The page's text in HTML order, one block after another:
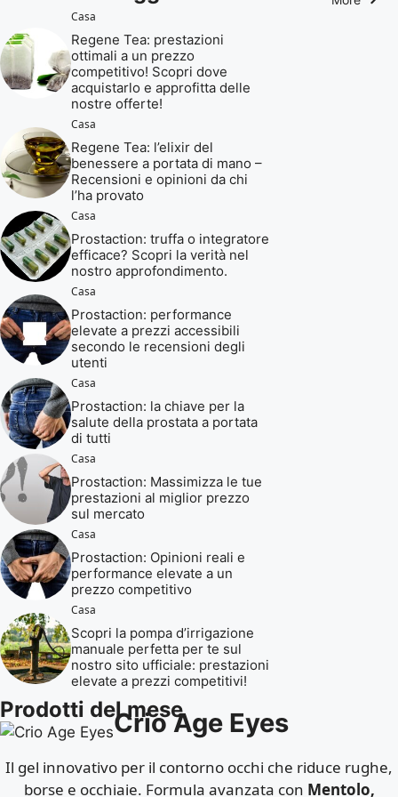
Casa
Regene Tea: prestazioni
ottimali a un prezzo
competitivo! Scopri dove
acquistarlo e approfitta delle
nostre offerte!
Casa
Regene Tea: l’elixir del
benessere a portata di mano –
Recensioni e opinioni da chi
l’ha provato
Casa
Prostaction: truffa o integratore
efficace? Scopri la verità nel
nostro approfondimento.
Casa
Prostaction: performance
elevate a prezzi accessibili
secondo le recensioni degli
utenti
Casa
Prostaction: la chiave per la
salute della prostata a portata
di tutti
Casa
Prostaction: Massimizza le tue
prestazioni al miglior prezzo
sul mercato
Casa
Prostaction: Opinioni reali e
performance elevate a un
prezzo competitivo
Casa
Scopri la pompa d’irrigazione
manuale perfetta per te sul
nostro sito ufficiale: prestazioni
elevate a prezzi competitivi!
Prodotti del meseCrio Age Eyes
Il gel innovativo per il contorno occhi che riduce rughe,
borse e occhiaie. Formula avanzata con Mentolo,